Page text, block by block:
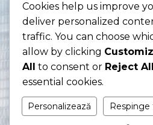
Cookies help us improve
deliver personalized
traffic. You can choose
allow by clicking
All to consent or Reject All
essential cookies.
Personalizează